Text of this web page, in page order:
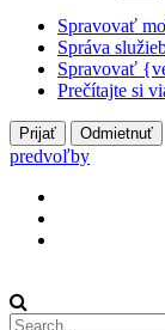
Spravovať
Správa
Spravovať
Prečítajte si
Prijať Odmietnuť
predvoľby